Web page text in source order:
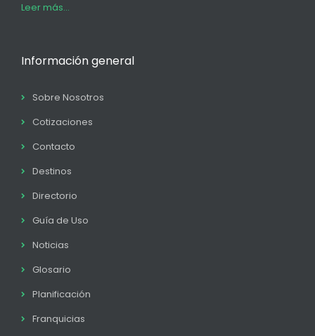
Leer más...
Información general
Sobre Nosotros
Cotizaciones
Contacto
Destinos
Directorio
Guía de Uso
Noticias
Glosario
Planificación
Franquicias